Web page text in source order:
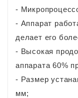
-
- Аппарат
делает его
- Высокая
аппарата 60%
- Размер
мм;